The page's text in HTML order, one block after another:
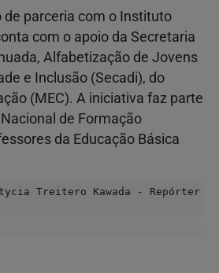
de parceria com o Instituto
com o apoio da Secretaria
Alfabetização de Jovens
e Inclusão (Secadi), do
(MEC). A iniciativa faz parte
de Formação
da Educação Básica
Treitero Kawada - Repórter